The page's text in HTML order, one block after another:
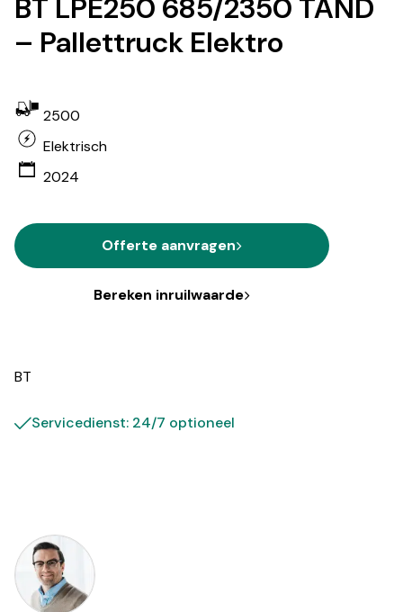
BT LPE250 685/2350 TAND
– Pallettruck Elektro
2500
Elektrisch
2024
Offerte aanvragen
Bereken inruilwaarde
BT
Servicedienst: 24/7 optioneel